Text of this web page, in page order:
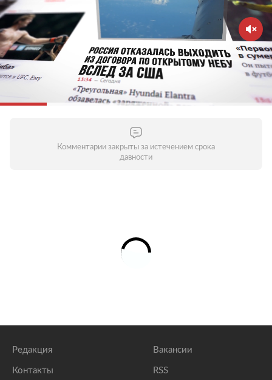
Комментарии закрыты за истечением срока
давности
Редакция
Контакты
Вакансии
RSS